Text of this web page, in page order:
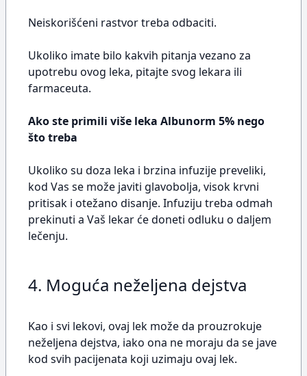
Neiskorišćeni rastvor treba odbaciti.
Ukoliko imate bilo kakvih pitanja vezano za
upotrebu ovog leka, pitajte svog lekara ili
farmaceuta.
Ako ste primili više leka Albunorm 5% nego
što treba
Ukoliko su doza leka i brzina infuzije preveliki,
kod Vas se može javiti glavobolja, visok krvni
pritisak i otežano disanje. Infuziju treba odmah
prekinuti a Vaš lekar će doneti odluku o daljem
lečenju.
4. Moguća neželjena dejstva
Kao i svi lekovi, ovaj lek može da prouzrokuje
neželjena dejstva, iako ona ne moraju da se jave
kod svih pacijenata koji uzimaju ovaj lek.